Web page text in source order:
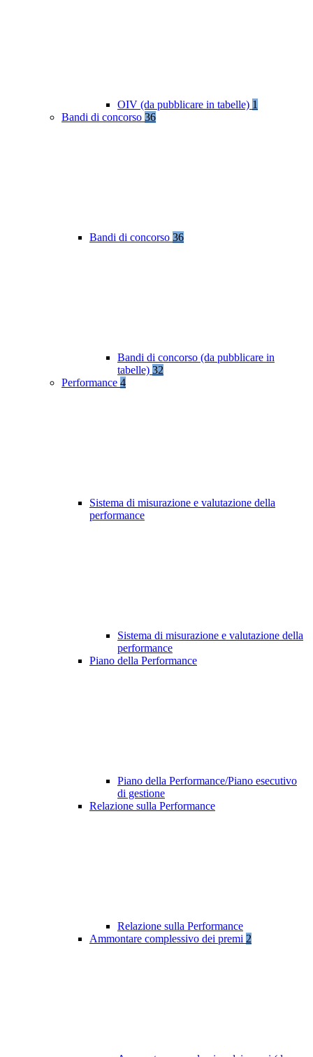
OIV (da pubblicare in tabelle) 1
Bandi di concorso 36
Bandi di concorso 36
Bandi di concorso (da pubblicare in
tabelle) 32
Performance 4
Sistema di misurazione e valutazione della
performance
Sistema di misurazione e valutazione della
performance
Piano della Performance
Piano della Performance/Piano esecutivo
di gestione
Relazione sulla Performance
Relazione sulla Performance
Ammontare complessivo dei premi 2